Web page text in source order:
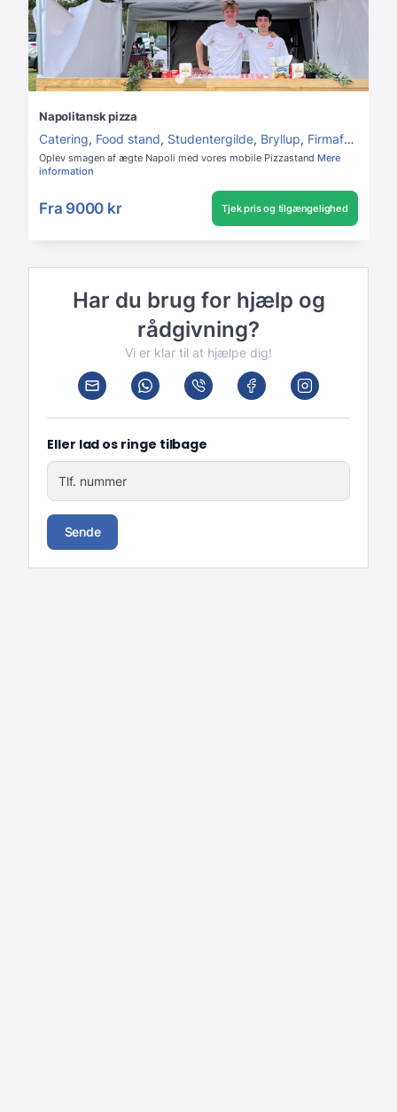
Napolitansk pizza
Catering, Food stand, Studentergilde, Bryllup, Firmafest
Oplev smagen af ægte Napoli med vores mobile Pizzastand Mere
information
Fra 9000 kr Tjek pris og tilgængelighed
Har du brug for hjælp og
rådgivning?
Vi er klar til at hjælpe dig!
Eller lad os ringe tilbage
Tlf. nummer
Sende